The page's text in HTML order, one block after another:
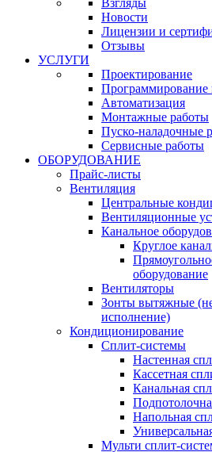
Взгляды
Новости
Лицензии и
Отзывы
УСЛУГИ
Проектирование
Программирование
Автоматизация
Монтажные работы
Пуско-наладочные
Сервисные работы
ОБОРУДОВАНИЕ
Прайс-листы
Вентиляция
Центральные
Вентиляционные
Канальное
Круглое
оборудование
Вентиляторы
Зонты вытяжные
исполнение)
Кондиционирование
Сплит-системы
Настенная
Кассетная
Канальная
Напольная
Мульти сплит-